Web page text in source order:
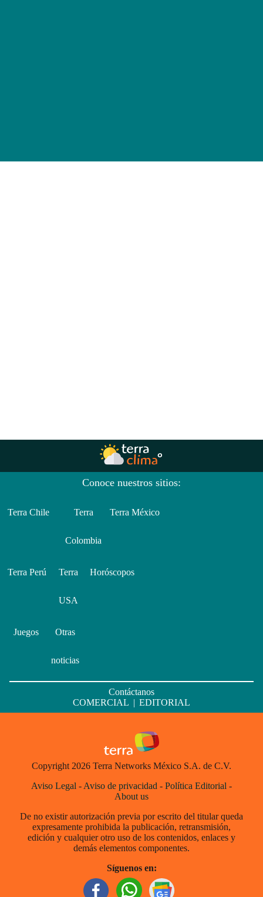
Conoce nuestros sitios:
Terra Chile Terra
Colombia
Terra México
Terra Perú Terra
USA
Horóscopos
Juegos Otras
noticias
Contáctanos
COMERCIAL | EDITORIAL
Copyright 2026 Terra Networks México S.A. de C.V.
Aviso Legal - Aviso de privacidad - Política Editorial -
About us
De no existir autorización previa por escrito del titular queda
expresamente prohibida la publicación, retransmisión,
edición y cualquier otro uso de los contenidos, enlaces y
demás elementos componentes.
Síguenos en: